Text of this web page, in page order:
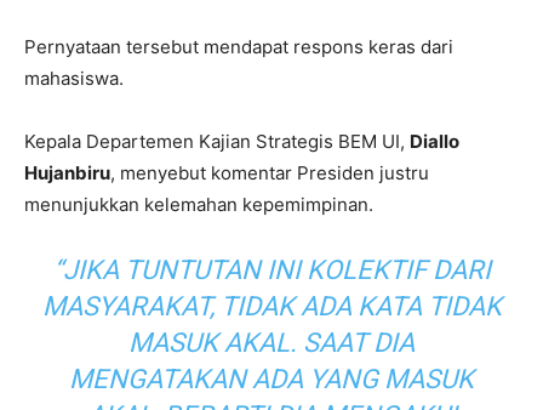
Pernyataan tersebut mendapat respons keras dari
mahasiswa.
Kepala Departemen Kajian Strategis BEM UI, Diallo
Hujanbiru, menyebut komentar Presiden justru
menunjukkan kelemahan kepemimpinan.
“JIKA TUNTUTAN INI KOLEKTIF DARI
MASYARAKAT, TIDAK ADA KATA TIDAK
MASUK AKAL. SAAT DIA
MENGATAKAN ADA YANG MASUK